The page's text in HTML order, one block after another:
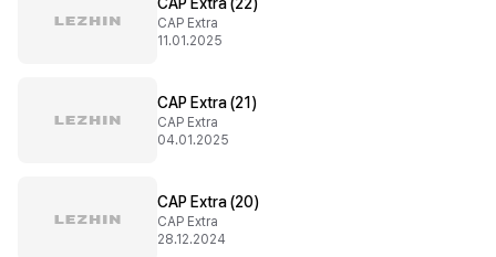
CAP Extra
11.01.2025
CAP Extra (21)
CAP Extra
04.01.2025
CAP Extra (20)
CAP Extra
28.12.2024